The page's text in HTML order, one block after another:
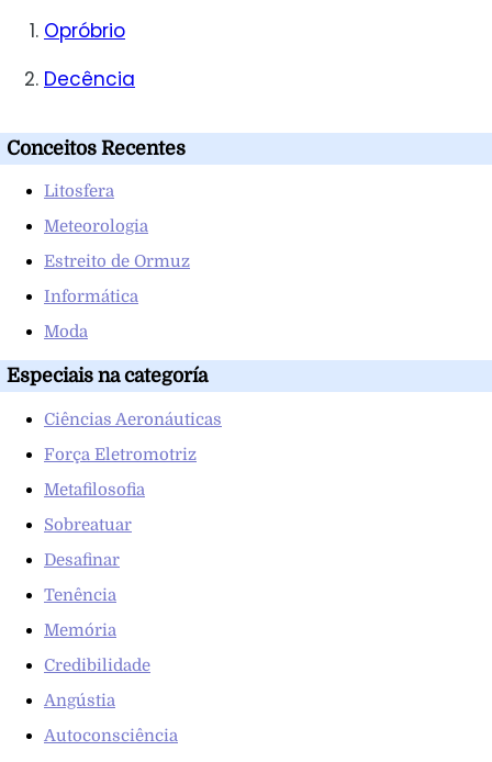
Opróbrio
Decência
Conceitos Recentes
Litosfera
Meteorologia
Estreito de Ormuz
Informática
Moda
Especiais na categoría
Ciências Aeronáuticas
Força Eletromotriz
Metafilosofia
Sobreatuar
Desafinar
Tenência
Memória
Credibilidade
Angústia
Autoconsciência